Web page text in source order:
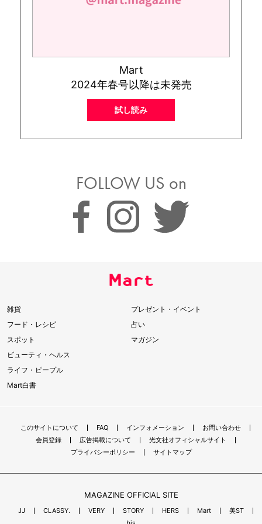
Mart
2024年春号以降は未発売
試し読み
FOLLOW US on
雑貨
フード・レシピ
スポット
ビューティ・ヘルス
ライフ・ピープル
Mart白書
プレゼント・イベント
占い
マガジン
このサイトについて FAQ インフォメーション
お問い合わせ
会員登録
広告掲載について
光文社オフィシャルサイト
プライバシーポリシー
サイトマップ
MAGAZINE OFFICIAL SITE
JJ CLASSY. VERY STORY HERS Mart
美ST